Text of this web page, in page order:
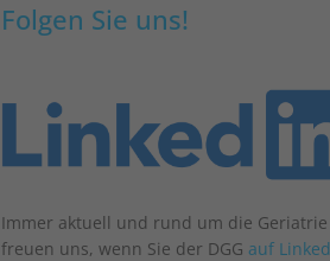
Folgen Sie uns!
Immer aktuell und rund um die Geriatrie
freuen uns, wenn Sie der DGG auf